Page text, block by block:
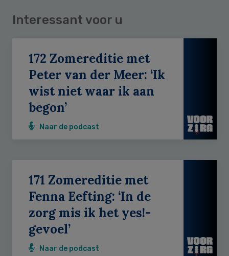
Interessant voor u
172 Zomereditie met
Peter van der Meer: ‘Ik
wist niet waar ik aan
begon’
Naar de podcast
171 Zomereditie met
Fenna Eefting: ‘In de
zorg mis ik het yes!-
gevoel’
Naar de podcast